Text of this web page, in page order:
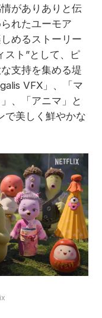
がありありと伝
れたユーモア
めるストーリー
スト”として、ピ
支持を集める堤
VFX」、「マ
、「アニマ」と
で美しく鮮やかな